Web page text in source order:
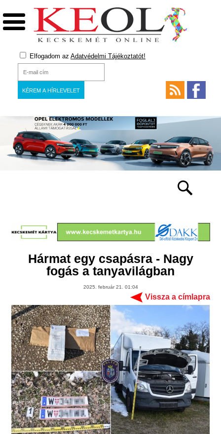
Elfogadom az Adatvédelmi Tájékoztatót!
Hármat egy csapásra - Nagy
fogás a tanyavilágban
2025. február 21. 01:04
Vissza a címlapra